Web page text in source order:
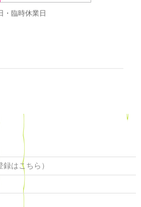
・臨時休業日
はこちら）